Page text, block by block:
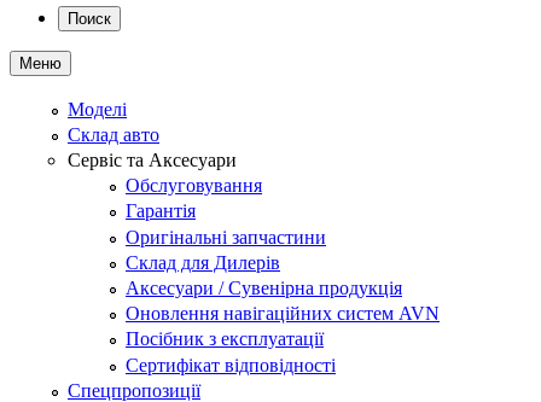
Поиск
Меню
Моделі
Склад авто
Сервіс та Аксесуари
Обслуговування
Гарантія
Оригінальні запчастини
Склад для Дилерів
Аксесуари / Сувенірна продукція
Оновлення навігаційних систем AVN
Посібник з експлуатації
Сертифікат відповідності
Спецпропозиції